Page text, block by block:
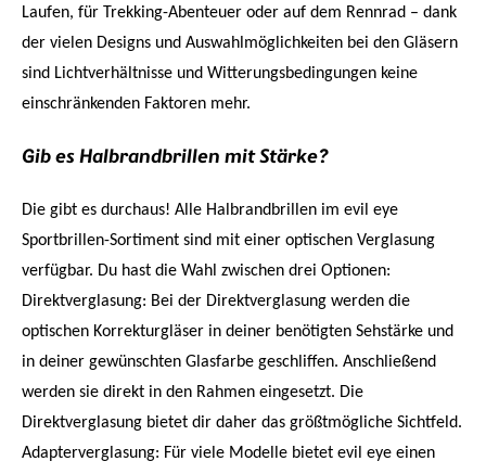
Laufen, für Trekking-Abenteuer oder auf dem Rennrad – dank
der vielen Designs und Auswahlmöglichkeiten bei den Gläsern
sind Lichtverhältnisse und Witterungsbedingungen keine
einschränkenden Faktoren mehr.
Gib es Halbrandbrillen mit Stärke?
Die gibt es durchaus! Alle Halbrandbrillen im evil eye
Sportbrillen-Sortiment sind mit einer optischen Verglasung
verfügbar. Du hast die Wahl zwischen drei Optionen:
Direktverglasung: Bei der Direktverglasung werden die
optischen Korrekturgläser in deiner benötigten Sehstärke und
in deiner gewünschten Glasfarbe geschliffen. Anschließend
werden sie direkt in den Rahmen eingesetzt. Die
Direktverglasung bietet dir daher das größtmögliche Sichtfeld.
Adapterverglasung: Für viele Modelle bietet evil eye einen